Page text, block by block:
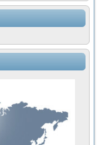
математического
измерителя ВАХ
генератора сигналов -
модуля с высоким
радиолокационного
состояния для
стенда для измерения
построения картины
показателей
источником
амперных характеристик